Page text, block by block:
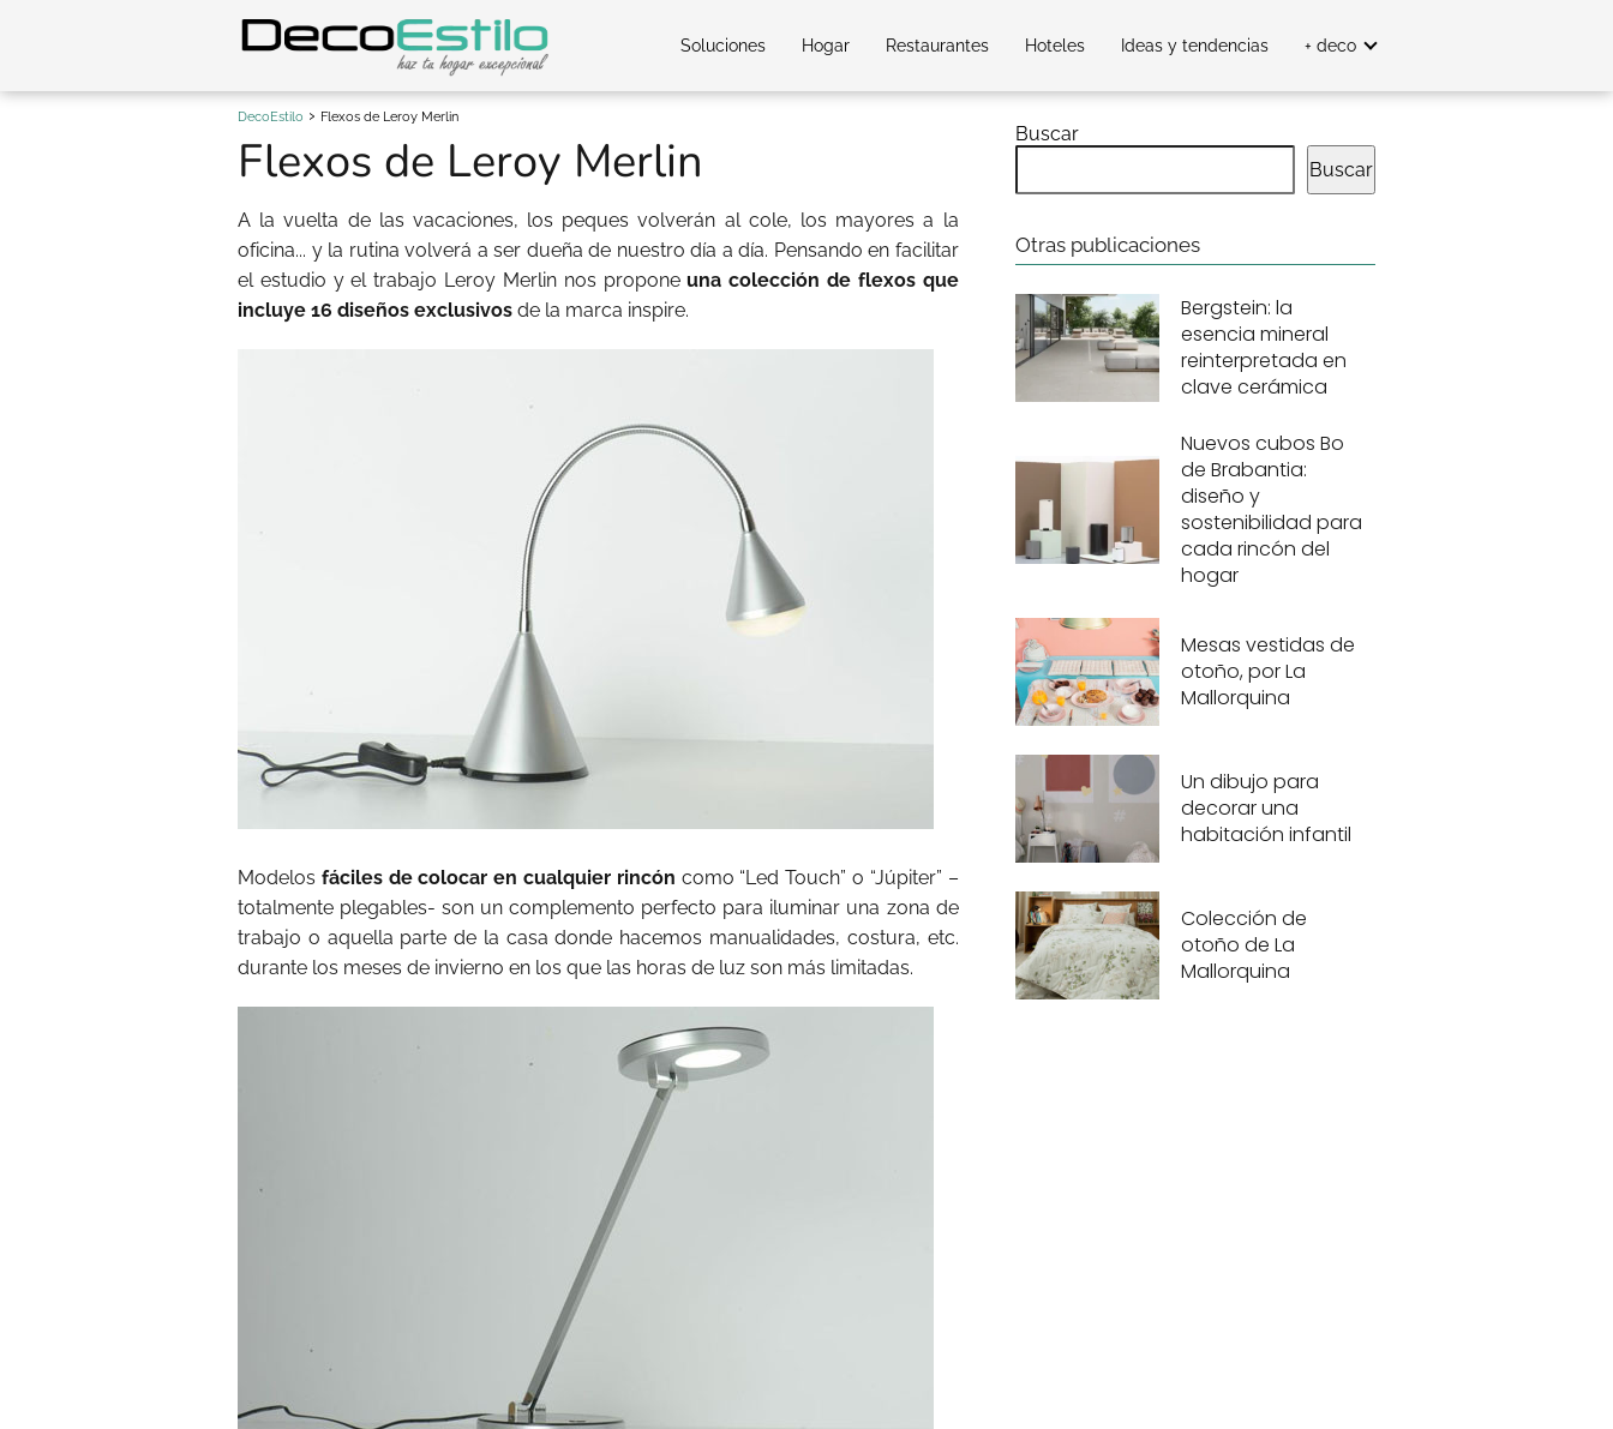
Soluciones Hogar Restaurantes Hoteles Ideas y tendencias + deco
DecoEstilo Flexos de Leroy Merlin
Flexos de Leroy Merlin
A la vuelta de las vacaciones, los peques volverán al cole, los mayores a la
oficina... y la rutina volverá a ser dueña de nuestro día a día. Pensando en facilitar
el estudio y el trabajo Leroy Merlin nos proponeuna colección de flexos que
incluye 16 diseños exclusivos de la marca inspire.
Modelos fáciles de colocar en cualquier rincón como “Led Touch” o “Júpiter” –
totalmente plegables- son un complemento perfecto para iluminar una zona de
trabajo o aquella parte de la casa donde hacemos manualidades, costura, etc.
durante los meses de invierno en los que las horas de luz son más limitadas.
Buscar
Buscar
Otras publicaciones
Bergstein: la
esencia mineral
reinterpretada en
clave cerámica
Nuevos cubos Bo
de Brabantia:
diseño y
sostenibilidad para
cada rincón del
hogar
Mesas vestidas de
otoño, por La
Mallorquina
Un dibujo para
decorar una
habitación infantil
Colección de
otoño de La
Mallorquina